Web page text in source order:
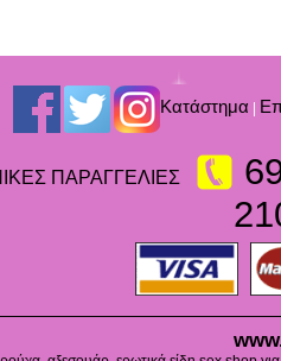
Kατάστημα |
ΠΑΡΑΓΓΕΛΙΕΣ